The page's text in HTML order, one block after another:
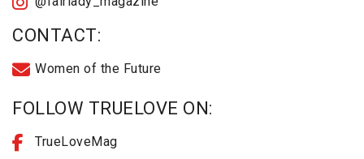
CONTACT:
Women of the Future
FOLLOW TRUELOVE ON:
TrueLoveMag